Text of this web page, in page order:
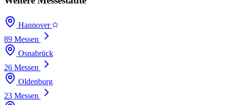
Hannover
89 Messen
Osnabrück
26 Messen
Oldenburg
23 Messen